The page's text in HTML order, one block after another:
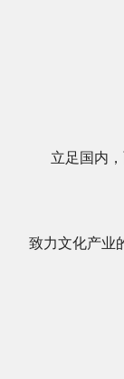
立足国内
致力文化产业